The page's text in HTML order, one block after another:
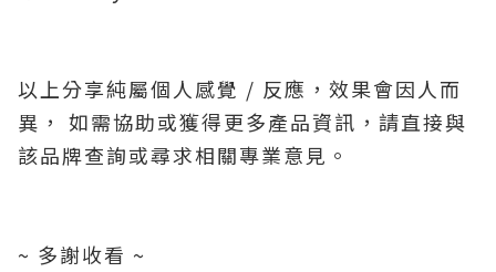
以上分享純屬個人感覺 / 反應，效果會因人而
異， 如需協助或獲得更多產品資訊，請直接與
該品牌查詢或尋求相關專業意見。
~ 多謝收看 ~